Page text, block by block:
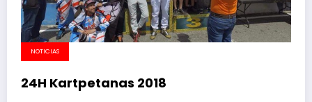
NOTICIAS
24H Kartpetanas 2018